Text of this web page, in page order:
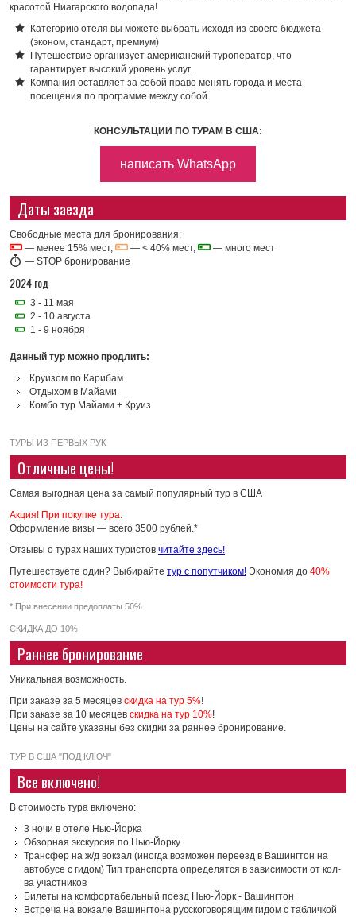
красотой Ниагарского водопада!
Категорию отеля вы можете выбрать исходя из своего бюджета
(эконом, стандарт, премиум)
Путешествие организует американский туроператор, что
гарантирует высокий уровень услуг.
Компания оставляет за собой право менять города и места
посещения по программе между собой
КОНСУЛЬТАЦИИ ПО ТУРАМ В США:
написать WhatsApp
Даты заезда
Свободные места для бронирования:
— менее 15% мест,
— < 40% мест,
— много мест
— STOP бронирование
2024 год
3 - 11 мая
2 - 10 августа
1 - 9 ноября
Данный тур можно продлить:
Круизом по Карибам
Отдыхом в Майами
Комбо тур Майами + Круиз
ТУРЫ ИЗ ПЕРВЫХ РУК
Отличные цены!
Самая выгодная цена за самый популярный тур в США
Акция! При покупке тура:
Оформление визы — всего 3500 рублей.*
Отзывы о турах наших туристов читайте здесь!
Путешествуете один? Выбирайте тур с попутчиком! Экономия до 40%
стоимости тура!
* При внесении предоплаты 50%
СКИДКА ДО 10%
Раннее бронирование
Уникальная возможность.
При заказе за 5 месяцев скидка на тур 5%!
При заказе за 10 месяцев скидка на тур 10%!
Цены на сайте указаны без скидки за раннее бронирование.
ТУР В США "ПОД КЛЮЧ"
Все включено!
В стоимость тура включено:
3 ночи в отеле Нью-Йорка
Обзорная экскурсия по Нью-Йорку
Трансфер на ж/д вокзал (иногда возможен переезд в Вашингтон на
автобусе с гидом) Тип транспорта определятся в зависимости от кол-
ва участников
Билеты на комфортабельный поезд Нью-Йорк - Вашингтон
Встреча на вокзале Вашингтона русскоговорящим гидом с табличкой